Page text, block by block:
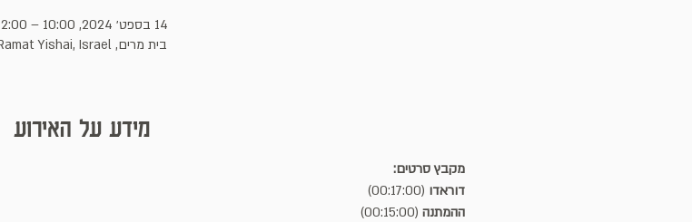
14 בספט׳ 2024, 10:00 – 12:00
בית מרים, Ramat Yishai, Israel
מידע על האירוע
מקבץ סרטים:
דוראדו (00:17:00)
ההמתנה (00:15:00)